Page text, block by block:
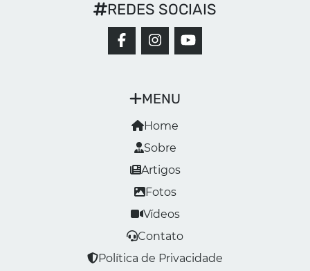
MENU
Home
Sobre
Artigos
Fotos
Vídeos
Contato
Política de Privacidade
REDES SOCIAIS